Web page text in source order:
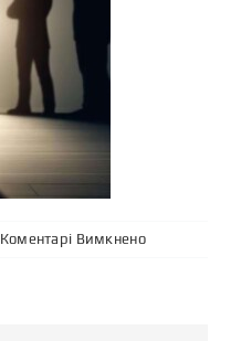
Коментарі Вимкненодо